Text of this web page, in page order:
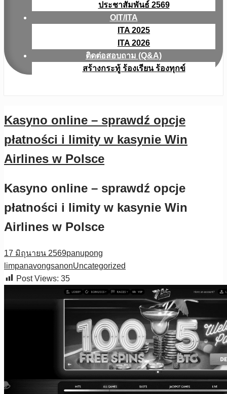
ประชาสัมพันธ์ 2569
OIT/ITA
ITA 2025
ITA 2026
ติดต่อสอบถาม (Q&A)
สร้างกระทู้ ร้องเรียน ร้องทุกข์
Kasyno online – sprawdź opcje
płatności i limity w kasynie Win
Airlines w Polsce
Kasyno online – sprawdź opcje
płatności i limity w kasynie Win
Airlines w Polsce
17 มิถุนายน 2569panupong
limpanavongsanonUncategorized
Post Views: 35